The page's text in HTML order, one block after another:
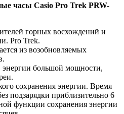
часы Casio Pro Trek PRW-
горных восхождений и
Pro Trek.
из возобновляемых
энергии большой мощности,
сохранения энергии. Время
подзарядки приблизительно 6
функции сохранения энергии